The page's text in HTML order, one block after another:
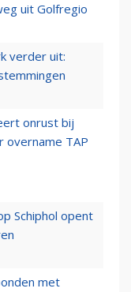
uit Golfregio
verder uit:
onrust bij
overname TAP
Schiphol opent
met